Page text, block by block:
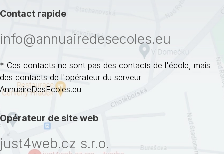
Contact rapide
info@annuairedesecoles.eu
* Ces contacts ne sont pas des contacts de l'école, mais
des contacts de l'opérateur du serveur
AnnuaireDesEcoles.eu
Opérateur de site web
just4web.cz s.r.o.